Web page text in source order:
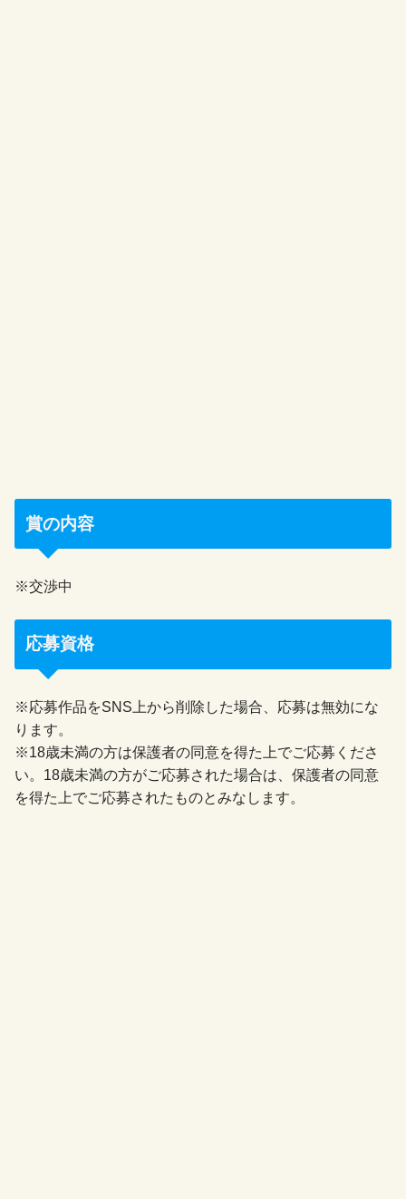
賞の内容
※交渉中
応募資格
※応募作品をSNS上から削除した場合、応募は無効にな
ります。
※18歳未満の方は保護者の同意を得た上でご応募くださ
い。18歳未満の方がご応募された場合は、保護者の同意
を得た上でご応募されたものとみなします。